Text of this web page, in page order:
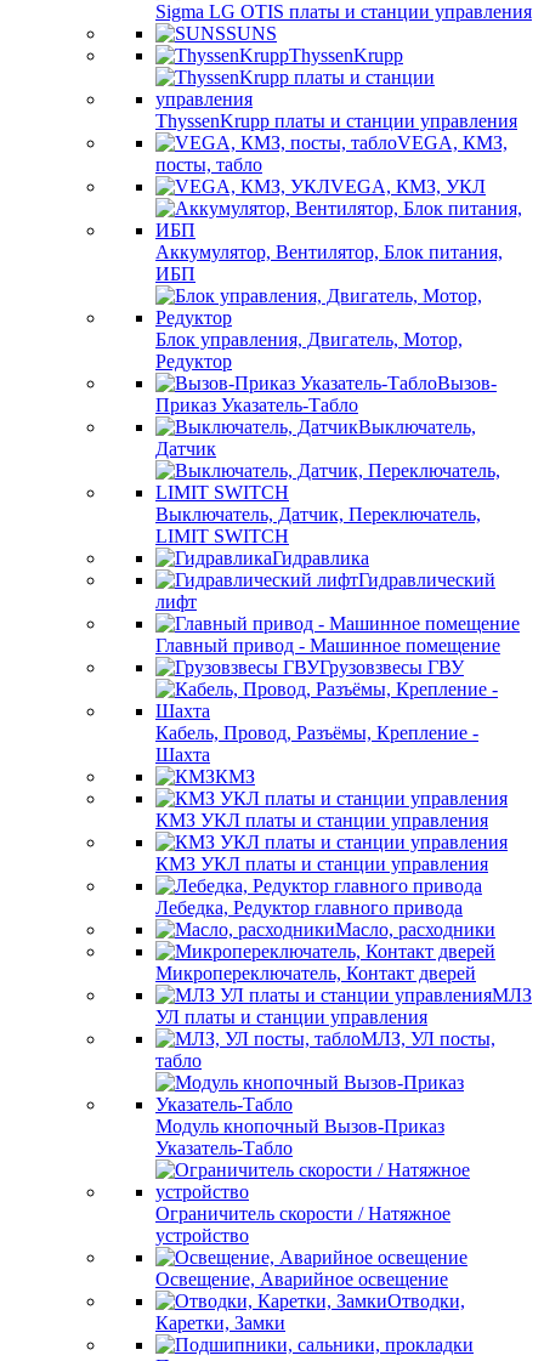
Sigma LG OTIS платы и станции управления
SUNS
ThyssenKrupp
ThyssenKrupp платы и станции управления
VEGА, КМЗ,
посты, табло
VEGА, КМЗ, УКЛ
Аккумулятор, Вентилятор, Блок питания,
ИБП
Блок управления, Двигатель, Мотор,
Редуктор
Вызов-
Приказ Указатель-Табло
Выключатель,
Датчик
Выключатель, Датчик, Переключатель,
LIMIT SWITCH
Гидравлика
Гидравлический
лифт
Главный привод - Машинное помещение
Грузовзвесы ГВУ
Кабель, Провод, Разъёмы, Крепление -
Шахта
КМЗ
КМЗ УКЛ платы и станции управления
КМЗ УКЛ платы и станции управления
Лебедка, Редуктор главного привода
Масло, расходники
Микропереключатель, Контакт дверей
МЛЗ
УЛ платы и станции управления
МЛЗ, УЛ посты,
табло
Модуль кнопочный Вызов-Приказ
Указатель-Табло
Ограничитель скорости / Натяжное
устройство
Освещение, Аварийное освещение
Отводки,
Каретки, Замки